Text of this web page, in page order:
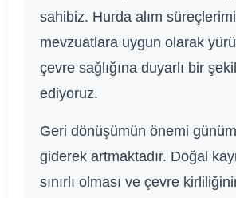
sahibiz. Hurda alım
mevzuatlara uygun olarak
çevre sağlığına duyarlı bir
ediyoruz.
Geri dönüşümün önemi
giderek artmaktadır. Doğal
sınırlı olması ve çevre